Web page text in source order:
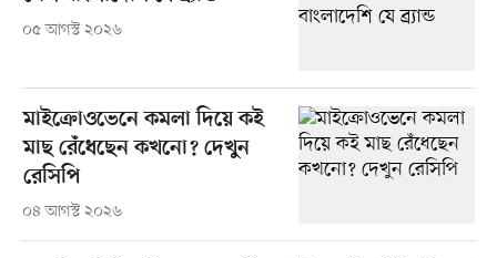
০৫ আগস্ট ২০২৬
মাইক্রোওভেনে কমলা দিয়ে কই
মাছ রেঁধেছেন কখনো? দেখুন
রেসিপি
০৪ আগস্ট ২০২৬